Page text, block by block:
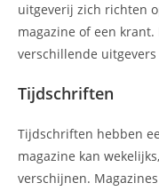
uitgeverij zich richten
magazine of een
verschillende
Tijdschriften
Tijdschriften hebben
magazine kan
verschijnen.